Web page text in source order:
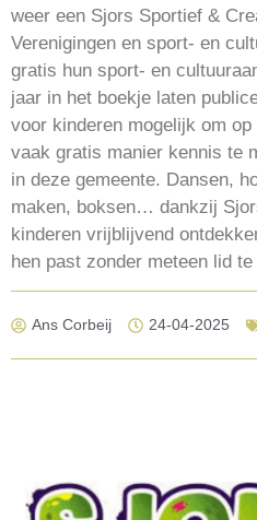
weer een Sjors Sportief &
Verenigingen en sport- en
gratis hun sport- en
jaar in het boekje laten
voor kinderen mogelijk om
vaak gratis manier kennis te
in deze gemeente. Dansen,
maken, boksen… dankzij
kinderen vrijblijvend
hen past zonder meteen lid
Ans Corbeij 24-04-2025